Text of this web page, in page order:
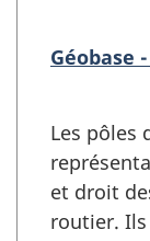
Géobase
Les pôles
et droit
routier.